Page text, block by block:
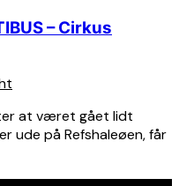
– Cirkus
at været gået lidt
ude på Refshaleøen, får